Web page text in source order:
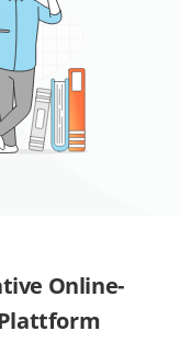
Online-